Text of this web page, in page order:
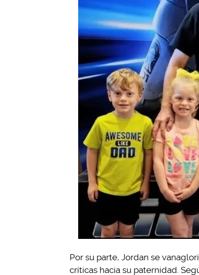
Por su parte, Jordan se
críticas hacia su paternidad.